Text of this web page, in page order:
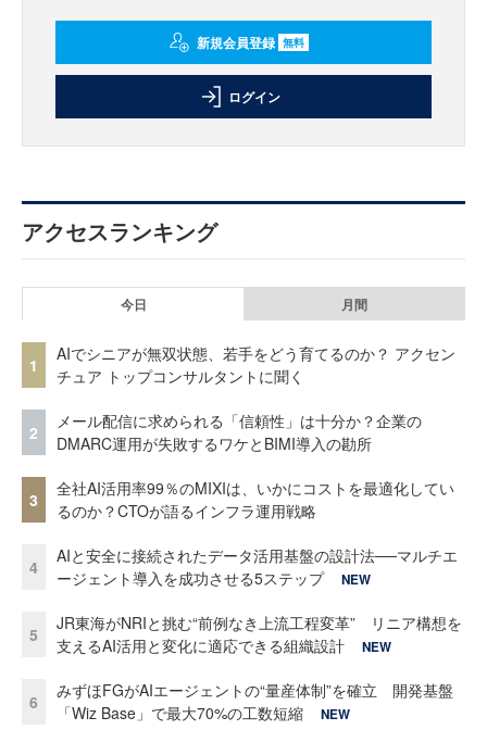
新規会員登録 無料
ログイン
アクセスランキング
今日 月間
1
AIでシニアが無双状態、若手をどう育てるのか？ アクセン
チュア トップコンサルタントに聞く
2
メール配信に求められる「信頼性」は十分か？企業の
DMARC運用が失敗するワケとBIMI導入の勘所
3
全社AI活用率99％のMIXIは、いかにコストを最適化してい
るのか？CTOが語るインフラ運用戦略
4
AIと安全に接続されたデータ活用基盤の設計法──マルチエ
ージェント導入を成功させる5ステップ
NEW
5
JR東海がNRIと挑む“前例なき上流工程変革” リニア構想を
支えるAI活用と変化に適応できる組織設計
NEW
6
みずほFGがAIエージェントの“量産体制”を確立 開発基盤
「Wiz Base」で最大70%の工数短縮
NEW